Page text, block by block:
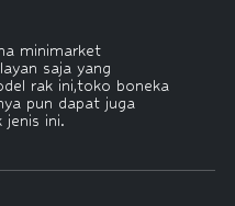
minimarket
saja yang
rak ini,toko boneka
pun dapat juga
jenis ini.